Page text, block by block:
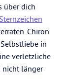
über dich
Sternzeichen
Chiron
in
verletzliche
nicht länger